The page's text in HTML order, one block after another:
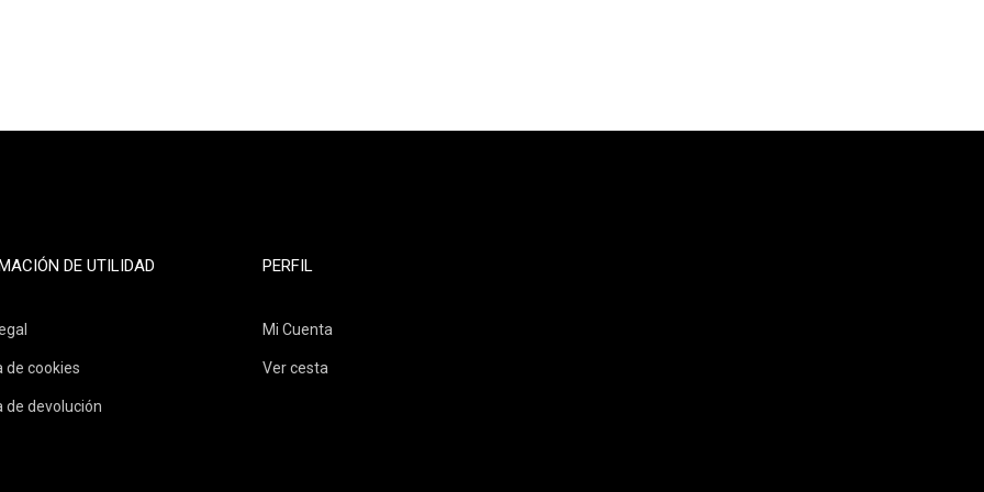
DE UTILIDAD
de cookies
de devolución
PERFIL
Mi Cuenta
Ver cesta